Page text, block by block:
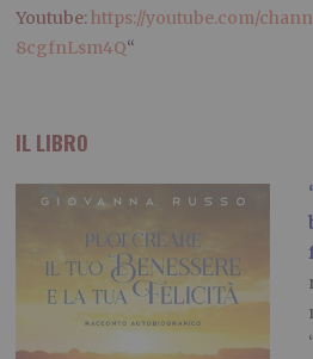
Youtube:https://youtube.com/
8cgfnLsm4Q“
IL LIBRO